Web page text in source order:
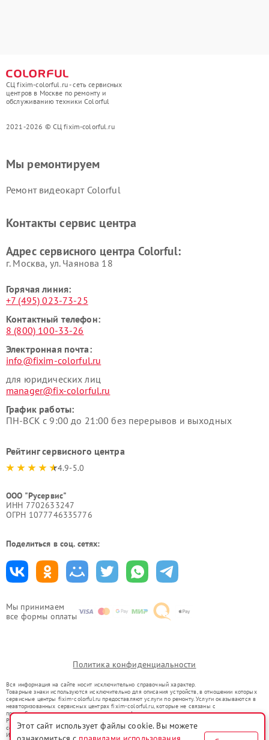
СЦ fixim-colorful.ru - сеть сервисных
центров в Москве по ремонту и
обслуживанию техники Colorful
2021-2026 © СЦ fixim-colorful.ru
Мы принимаем
все формы оплаты
Мы ремонтируем
Ремонт видеокарт Colorful
Контакты сервис центра
Адрес сервисного центра Colorful:
г. Москва, ул. Чаянова 18
Горячая линия:
+7 (495) 023-73-25
Контактный телефон:
8 (800) 100-33-26
Электронная почта:
info@fixim-colorful.ru
для юридических лиц
manager@fix-colorful.ru
График работы:
ПН-ВСК с 9:00 до 21:00 без перерывов и выходных
Рейтинг сервисного центра
4.9-5.0
ООО "Русервис"
ИНН 7702633247
ОГРН 1077746335776
Поделиться в соц. сетях:
Политика конфиденциальности
Вся информация на сайте носит исключительно справочный характер.
Товарные знаки используются исключительно для описания устройств, в отношении которых
сервисные центры fixim-colorful.ru предоставляют услуги по ремонту. Услуги оказываются в
неавторизованных сервисных центрах fixim-colorful.ru, которые не связаны с
правообладателями товарных знаков или их официальными представителями.
Ремонт осуществляется для устройств, уже введенных в гражданский оборот в соответствии
со статьей 1487 ГК РФ.
Использование товарных знаков не преследует цели индивидуализации услуг или введения
Этот сайт использует файлы cookie. Вы можете